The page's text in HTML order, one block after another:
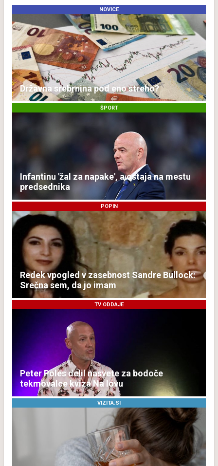
NOVICE
Državna srebrnina pod eno streho?
ŠPORT
Infantinu 'žal za napake', a ostaja na mestu
predsednika
POPIN
Redek vpogled v zasebnost Sandre Bullock:
Srečna sem, da jo imam
TV ODDAJE
Peter Poles delil nasvete za bodoče
tekmovalce kviza Na lovu
VIZITA.SI